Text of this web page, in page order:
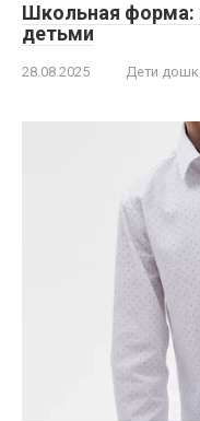
Школьная форма:
детьми
28.08.2025 Дети